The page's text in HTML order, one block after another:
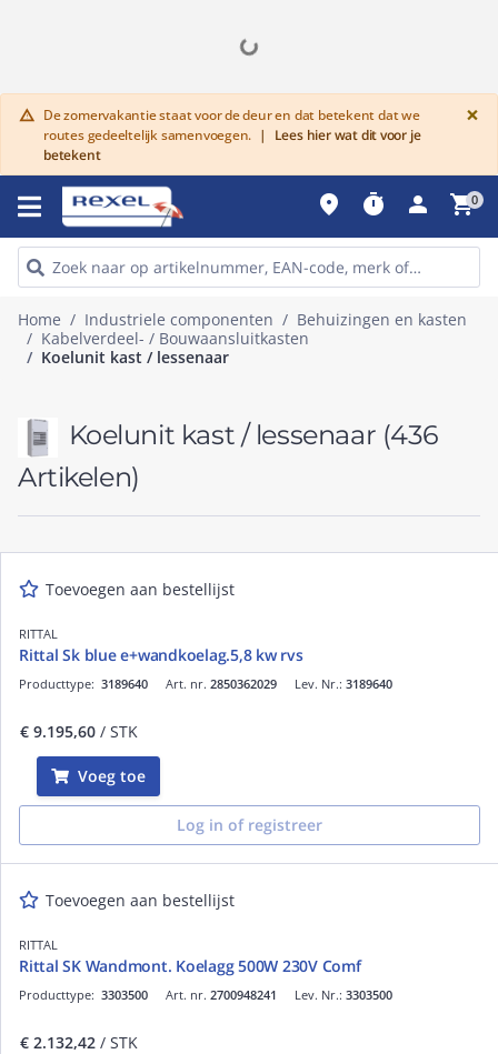
warning De zomervakantie staat voor de deur en dat betekent dat we
routes gedeeltelijk samenvoegen. |
Lees hier wat dit voor je
betekent
×
place timer person shopping_cart0
Home Industriele componenten
Behuizingen en kasten
Kabelverdeel- / Bouwaansluitkasten
Koelunit kast / lessenaar
Koelunit kast / lessenaar (436
Artikelen)
Toevoegen aan bestellijst
RITTAL
Rittal Sk blue e+wandkoelag.5,8 kw rvs
Art. nr. 2850362029
Producttype: 3189640 Lev. Nr.: 3189640
€ 9.195,60 / STK
Voeg toe
Log in of registreer
Toevoegen aan bestellijst
RITTAL
Rittal SK Wandmont. Koelagg 500W 230V Comf
Art. nr. 2700948241
Producttype: 3303500 Lev. Nr.: 3303500
€ 2.132,42 / STK